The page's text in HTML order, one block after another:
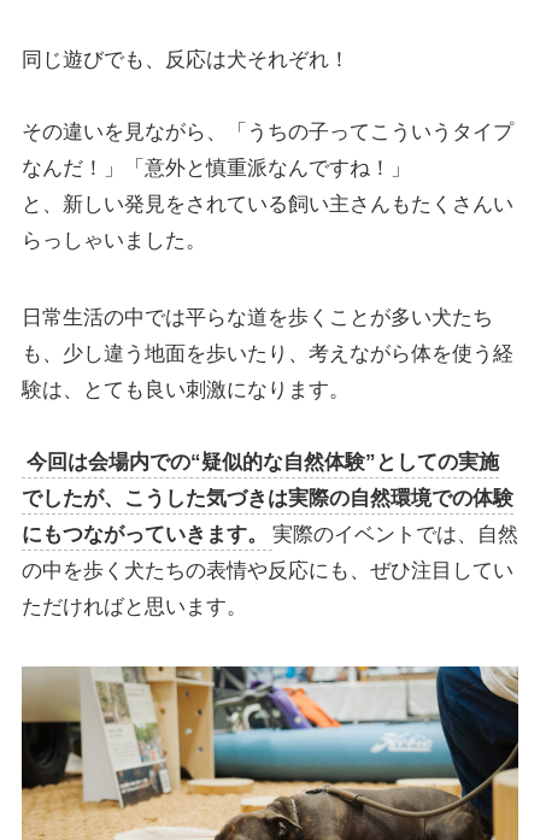
同じ遊びでも、反応は犬それぞれ！
その違いを見ながら、「うちの子ってこういうタイプ
なんだ！」「意外と慎重派なんですね！」
と、新しい発見をされている飼い主さんもたくさんい
らっしゃいました。
日常生活の中では平らな道を歩くことが多い犬たち
も、少し違う地面を歩いたり、考えながら体を使う経
験は、とても良い刺激になります。
今回は会場内での“疑似的な自然体験”としての実施
でしたが、こうした気づきは実際の自然環境での体験
にもつながっていきます。
実際のイベントでは、自然
の中を歩く犬たちの表情や反応にも、ぜひ注目してい
ただければと思います。